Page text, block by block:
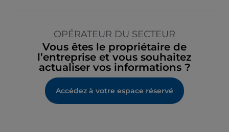
OPÉRATEUR DU SECTEUR
Vous êtes le propriétaire de
l’entreprise et vous souhaitez
actualiser vos informations ?
Accédez à votre espace réservé